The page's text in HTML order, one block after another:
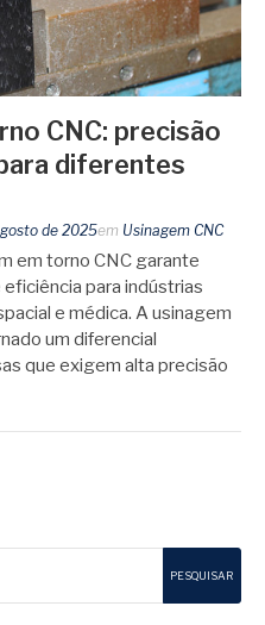
CNC: precisão
diferentes
de 2025em Usinagem CNC
em torno CNC garante
para indústrias
e médica. A usinagem
um diferencial
que exigem alta precisão
PESQUISAR